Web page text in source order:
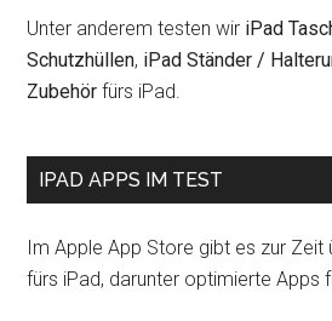
Unter anderem testen wir iPad
Schutzhüllen, iPad Ständer /
Zubehör fürs iPad.
IPAD APPS IM TEST
Im Apple App Store gibt es zur
fürs iPad, darunter optimierte Apps